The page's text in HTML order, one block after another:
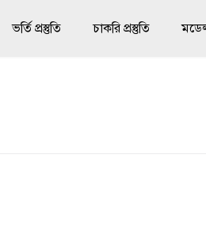
ভর্তি প্রস্তুতি চাকরি প্রস্তুতি